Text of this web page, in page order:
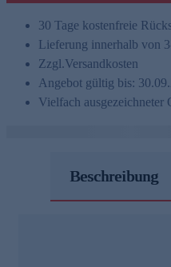
30 Tage kostenfreie
Lieferung innerhalb von
Zzgl.Versandkosten
Angebot gültig bis:
Vielfach ausgezeichneter
Beschreibung